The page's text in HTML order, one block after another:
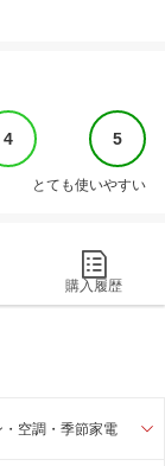
4 5
とても使いやすい
購入履歴
・空調・季節家電